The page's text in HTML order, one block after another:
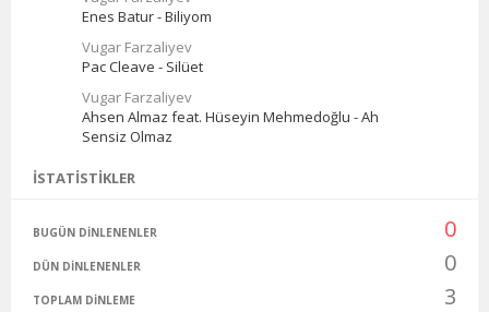
Enes Batur - Biliyom
Vugar Farzaliyev
Pac Cleave - Silüet
Vugar Farzaliyev
Ahsen Almaz feat. Hüseyin Mehmedoğlu - Ah
Sensiz Olmaz
İSTATISTIKLER
BUGÜN DINLENENLER 0
DÜN DINLENENLER 0
TOPLAM DINLEME 3